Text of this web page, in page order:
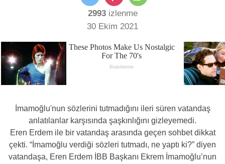
2993izlenme
30 Ekim 2021
İmamoğlu'nun sözlerini tutmadığını ileri süren vatandaş
anlatılanlar karşısında şaşkınlığını gizleyemedi.
Eren Erdem ile bir vatandaş arasında geçen sohbet dikkat
çekti. “İmamoğlu verdiği sözleri tutmadı, ne yaptı ki?” diyen
vatandaşa, Eren Erdem İBB Başkanı Ekrem İmamoğlu’nun